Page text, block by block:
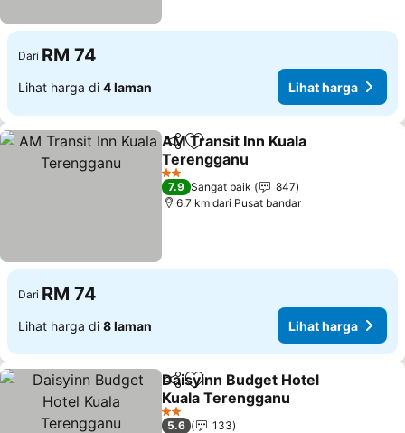
Dari RM 74
Lihat harga di 4 laman Lihat harga
KongsiTambah ke favorit
AM Transit Inn Kuala
Terengganu
2 Bintang
7.9 Sangat baik
847
6.7 km dari Pusat bandar
Dari RM 74
Lihat harga di 8 laman Lihat harga
KongsiTambah ke favorit
Daisyinn Budget Hotel
Kuala Terengganu
2 Bintang
5.6
133